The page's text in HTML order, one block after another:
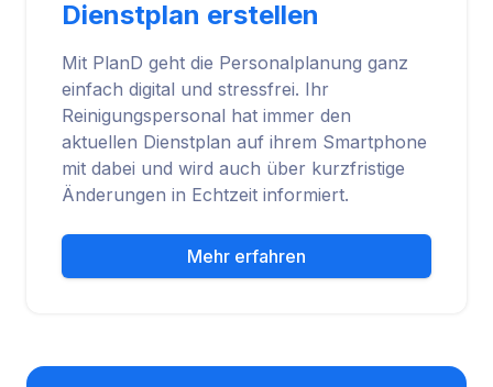
Dienstplan erstellen
Mit PlanD geht die Personalplanung ganz
einfach digital und stressfrei. Ihr
Reinigungspersonal hat immer den
aktuellen Dienstplan auf ihrem Smartphone
mit dabei und wird auch über kurzfristige
Änderungen in Echtzeit informiert.
Mehr erfahren